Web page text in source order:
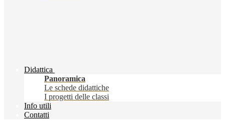
Didattica
Panoramica
Le schede didattiche
I progetti delle classi
Info utili
Contatti